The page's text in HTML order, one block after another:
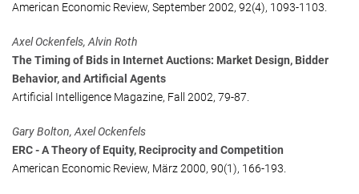
American Economic Review, September 2002, 92(4), 1093-1103.
Axel Ockenfels, Alvin Roth
The Timing of Bids in Internet Auctions: Market Design, Bidder
Behavior, and Artificial Agents
Artificial Intelligence Magazine, Fall 2002, 79-87.
Gary Bolton, Axel Ockenfels
ERC - A Theory of Equity, Reciprocity and Competition
American Economic Review, März 2000, 90(1), 166-193.